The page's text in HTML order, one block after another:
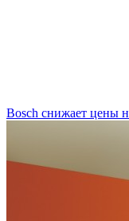
Bosch снижает цены